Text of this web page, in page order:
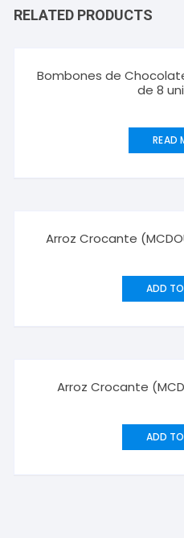
RELATED PRODUCTS
Bombones de
de 8
READ
Arroz Crocante
ADD
Arroz Crocante
ADD